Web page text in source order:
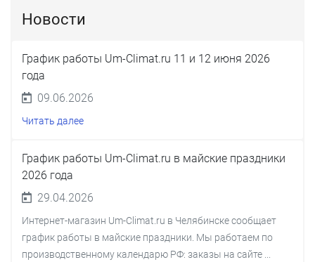
Новости
График работы Um-Climat.ru 11 и 12 июня 2026
года
09.06.2026
Читать далее
График работы Um-Climat.ru в майские праздники
2026 года
29.04.2026
Интернет-магазин Um-Climat.ru в Челябинске сообщает
график работы в майские праздники. Мы работаем по
производственному календарю РФ: заказы на сайте ...